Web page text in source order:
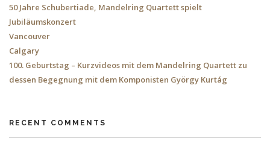
50 Jahre Schubertiade, Mandelring Quartett spielt
Jubiläumskonzert
Vancouver
Calgary
100. Geburtstag – Kurzvideos mit dem Mandelring Quartett zu
dessen Begegnung mit dem Komponisten György Kurtág
RECENT COMMENTS